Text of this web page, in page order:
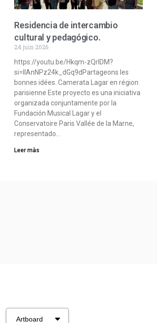
Residencia de intercambio
cultural y pedagógico.
24 juin 2026
https://youtu.be/Hkqm-zQrIDM?
si=IIAnNPz24k_dGq9dPartageons les
bonnes idées. Camerata Lagar en région
parisienne Este proyecto es una iniciativa
organizada conjuntamente por la
Fundación Musical Lagar y el
Conservatoire Paris Vallée de la Marne,
representado…
Leer màs